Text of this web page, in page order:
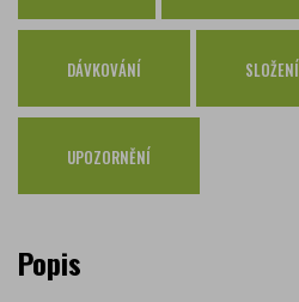
Česká pošta
PPL
GLS
DÁVKOVÁNÍ SLOŽENÍ
UPOZORNĚNÍ
Popis